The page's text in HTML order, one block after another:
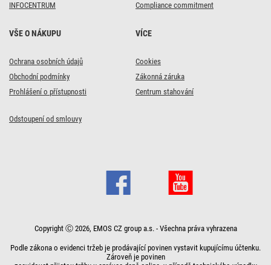
INFOCENTRUM
Compliance commitment
VŠE O NÁKUPU
Ochrana osobních údajů
Obchodní podmínky
Prohlášení o přístupnosti
VÍCE
Cookies
Zákonná záruka
Centrum stahování
Odstoupení od smlouvy
Copyright Ⓒ 2026, EMOS CZ group a.s. - Všechna práva vyhrazena
Podle zákona o evidenci tržeb je prodávající povinen vystavit kupujícímu účtenku.
Zároveň je povinen